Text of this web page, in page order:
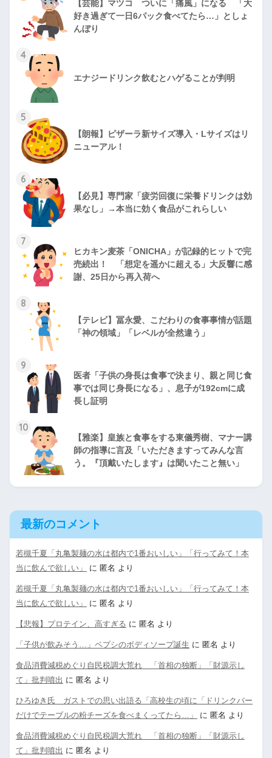
【芸能】マツコ ついに「痛風」になる 「大
好き過ぎて一日6パック食べてたら…」としょ
んぼり
4
エナジードリンク飲むとハゲることが判明
5
【朗報】ピザーラ新サイズ導入・Lサイズはリ
ニューアル！
6
【必見】専門家「疲労回復に栄養ドリンクは効
果なし」→本当に効く食品がこれらしい
7
ヒカキン麦茶「ONICHA」が記録的ヒットで完
売続出！ 「想定を遥かに超える」大反響に感
謝、25日から再入荷へ
8
【テレビ】冨永愛、こだわりの食事事情が話題
「神の領域」「レベルが全然違う」
9
医者「子供の身長は食事で決まり、親と同じ食
事では同じ身長になる」、息子が192cmに成
長し証明
10
【雅楽】皇族と食事をする東儀秀樹、マナー講
師の指導に言及「いただきますってみんな言
う。『頂戴いたします』は聞いたこと無い」
最新のコメント
若槻千夏「丸亀製麺の水は都内で1番おいしい」「行ってみて！本
当に飲んで欲しい」
に 匿名 より
若槻千夏「丸亀製麺の水は都内で1番おいしい」「行ってみて！本
当に飲んで欲しい」
に 匿名 より
【悲報】プロテイン、高すぎる に 匿名 より
「子供が飲みそう…」ペプシのボディソープ誕生 に 匿名 より
食品消費減税めぐり自民税調大荒れ 「首相の独断」「財源示し
て」批判噴出 に 匿名 より
ひろゆき氏 ガストでの思い出語る「高校生の頃に「ドリンクバー
だけでテーブルの粉チーズを食べまくってたら…」
に 匿名 より
食品消費減税めぐり自民税調大荒れ 「首相の独断」「財源示し
て」批判噴出 に 匿名 より